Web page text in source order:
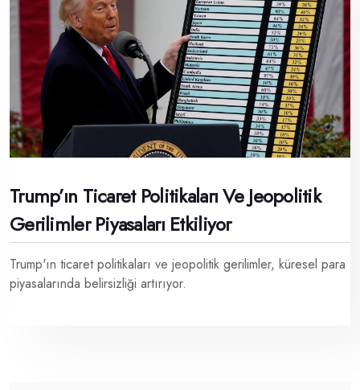
Trump’ın Ticaret Politikaları Ve Jeopolitik
Gerilimler Piyasaları Etkiliyor
Trump'ın ticaret politikaları ve jeopolitik gerilimler, küresel para
piyasalarında belirsizliği artırıyor.